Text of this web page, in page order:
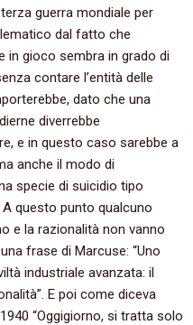
guerra mondiale per
dal fatto che
in gioco sembra in grado di
contare l’entità delle
dato che una
diverrebbe
e in questo caso sarebbe a
anche il modo di
specie di suicidio tipo
questo punto qualcuno
e la razionalità non vanno
frase di Marcuse: “Uno
industriale avanzata: il
E poi come diceva
“Oggigiorno, si tratta solo